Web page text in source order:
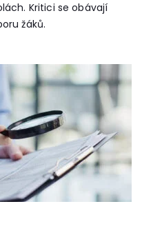
Kritici se obávají
žáků.